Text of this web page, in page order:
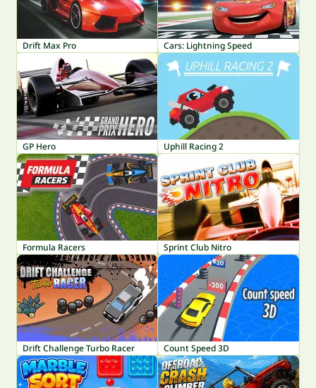
Drift Max Pro Cars: Lightning Speed
GP Hero Uphill Racing 2
Formula Racers Sprint Club Nitro
Drift Challenge Turbo Racer Count Speed 3D